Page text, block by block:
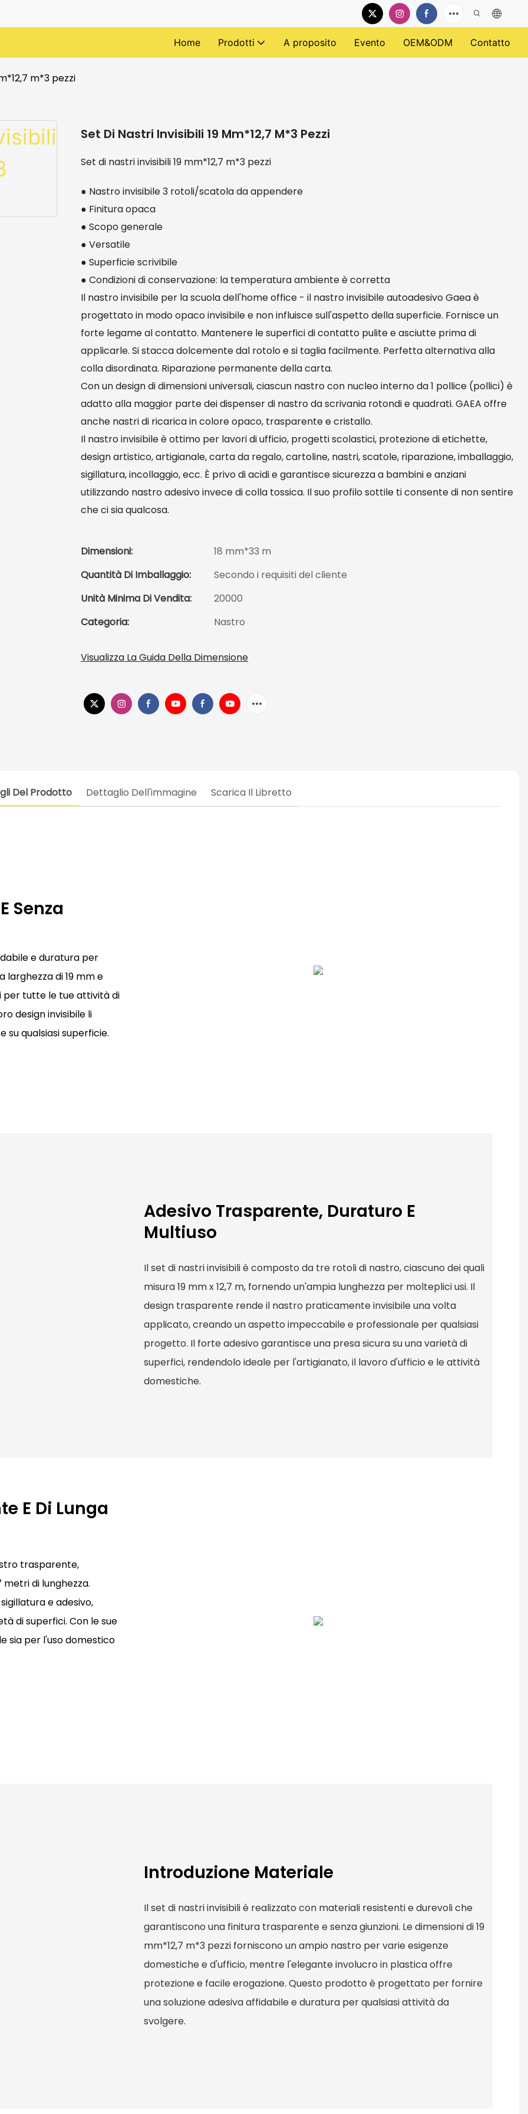
Home Prodotti A proposito Evento OEM&ODM Contatto
m*3 pezzi
Set Di Nastri Invisibili 19 Mm*12,7 M*3 Pezzi
Set di nastri invisibili 19 mm*12,7 m*3 pezzi
● Nastro invisibile 3 rotoli/scatola da appendere
● Finitura opaca
● Scopo generale
● Versatile
● Superficie scrivibile
● Condizioni di conservazione: la temperatura ambiente è corretta
Il nastro invisibile per la scuola dell'home office - il nastro invisibile autoadesivo Gaea è
progettato in modo opaco invisibile e non influisce sull'aspetto della superficie. Fornisce un
forte legame al contatto. Mantenere le superfici di contatto pulite e asciutte prima di
applicarle. Si stacca dolcemente dal rotolo e si taglia facilmente. Perfetta alternativa alla
colla disordinata. Riparazione permanente della carta.
Con un design di dimensioni universali, ciascun nastro con nucleo interno da 1 pollice (pollici) è
adatto alla maggior parte dei dispenser di nastro da scrivania rotondi e quadrati. GAEA offre
anche nastri di ricarica in colore opaco, trasparente e cristallo.
Il nastro invisibile è ottimo per lavori di ufficio, progetti scolastici, protezione di etichette,
design artistico, artigianale, carta da regalo, cartoline, nastri, scatole, riparazione, imballaggio,
sigillatura, incollaggio, ecc. È privo di acidi e garantisce sicurezza a bambini e anziani
utilizzando nastro adesivo invece di colla tossica. Il suo profilo sottile ti consente di non sentire
che ci sia qualcosa.
Dimensioni:
18 mm*33 m
Quantità Di Imballaggio:
Secondo i requisiti del cliente
Unità Minima Di Vendita:
20000
Categoria:
Nastro
Visualizza La Guida Della Dimensione
Del Prodotto Dettaglio Dell'immagine Scarica Il Libretto
Senza
e duratura per
larghezza di 19 mm e
per tutte le tue attività di
design invisibile li
qualsiasi superficie.
Adesivo Trasparente, Duraturo E
Multiuso
Il set di nastri invisibili è composto da tre rotoli di nastro, ciascuno dei quali
misura 19 mm x 12,7 m, fornendo un'ampia lunghezza per molteplici usi. Il
design trasparente rende il nastro praticamente invisibile una volta
applicato, creando un aspetto impeccabile e professionale per qualsiasi
progetto. Il forte adesivo garantisce una presa sicura su una varietà di
superfici, rendendolo ideale per l'artigianato, il lavoro d'ufficio e le attività
domestiche.
E Di Lunga
trasparente,
metri di lunghezza.
e adesivo,
di superfici. Con le sue
sia per l'uso domestico
Introduzione Materiale
Il set di nastri invisibili è realizzato con materiali resistenti e durevoli che
garantiscono una finitura trasparente e senza giunzioni. Le dimensioni di 19
mm*12,7 m*3 pezzi forniscono un ampio nastro per varie esigenze
domestiche e d'ufficio, mentre l'elegante involucro in plastica offre
protezione e facile erogazione. Questo prodotto è progettato per fornire
una soluzione adesiva affidabile e duratura per qualsiasi attività da
svolgere.